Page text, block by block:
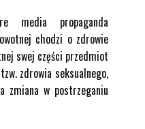
media propaganda
chodzi o zdrowie
swej części przedmiot
zdrowia seksualnego,
zmiana w postrzeganiu